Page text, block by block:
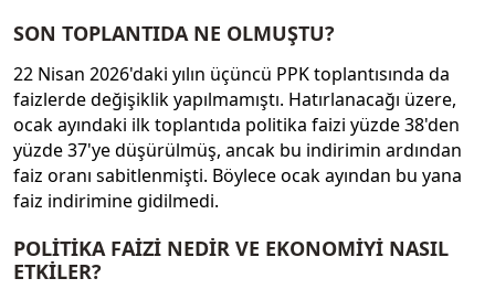
SON TOPLANTIDA NE OLMUŞTU?
22 Nisan 2026'daki yılın üçüncü PPK toplantısında da
faizlerde değişiklik yapılmamıştı. Hatırlanacağı üzere,
ocak ayındaki ilk toplantıda politika faizi yüzde 38'den
yüzde 37'ye düşürülmüş, ancak bu indirimin ardından
faiz oranı sabitlenmişti. Böylece ocak ayından bu yana
faiz indirimine gidilmedi.
POLİTİKA FAİZİ NEDİR VE EKONOMİYİ NASIL
ETKİLER?